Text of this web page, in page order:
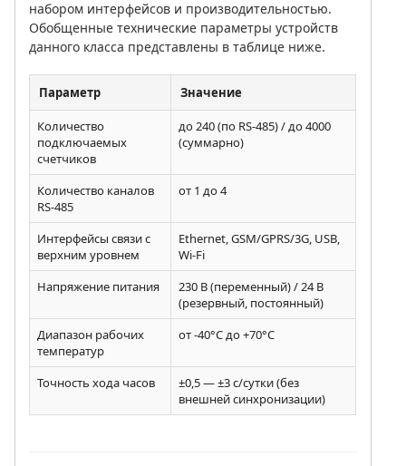
набором интерфейсов и производительностью.
Обобщенные технические параметры устройств
данного класса представлены в таблице ниже.
Параметр Значение
Количество
подключаемых
счетчиков
до 240 (по RS-485) / до 4000
(суммарно)
Количество каналов
RS-485
от 1 до 4
Интерфейсы связи с
верхним уровнем
Ethernet, GSM/GPRS/3G, USB,
Wi-Fi
Напряжение питания
230 В (переменный) / 24 В
(резервный, постоянный)
Диапазон рабочих
температур
от -40°C до +70°C
Точность хода часов
±0,5 — ±3 с/сутки (без
внешней синхронизации)